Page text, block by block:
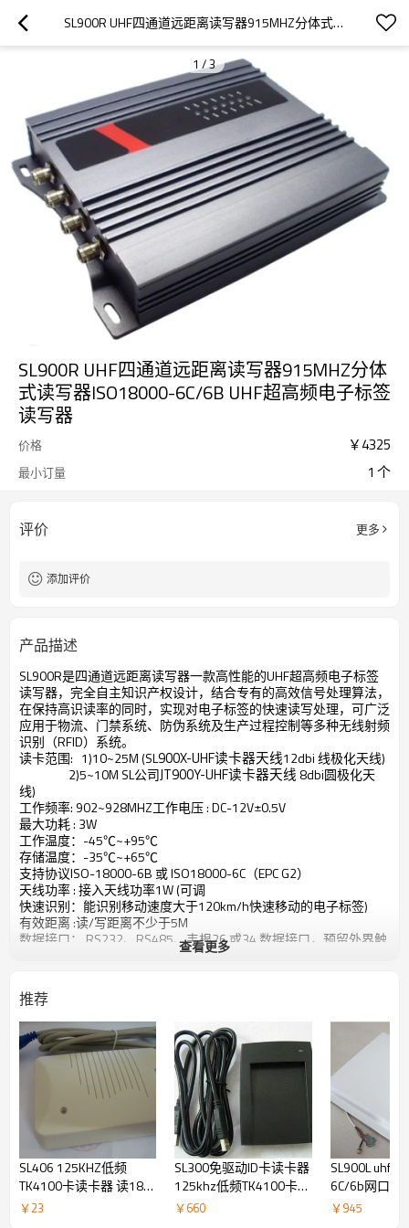
SL900R UHF四通道远距离读写器915MHZ分体式读写器ISO18000-6C/6B UHF超高频电子标签读写器
1 /3
SL900R UHF四通道远距离读写器915MHZ分体
式读写器ISO18000-6C/6B UHF超高频电子标签
读写器
价格 ￥4325
最小订量 1 个
评价 更多
添加评价
产品描述
SL900R是四通道远距离读写器一款高性能的UHF超高频电子标签
读写器，完全自主知识产权设计，结合专有的高效信号处理算法，
在保持高识读率的同时，实现对电子标签的快速读写处理，可广泛
应用于物流、门禁系统、防伪系统及生产过程控制等多种无线射频
识别（RFID）系统。
读卡范围: 1)10~25M (SL900X-UHF读卡器天线12dbi 线极化天线)
2)5~10M SL公司JT900Y-UHF读卡器天线 8dbi圆极化天
线)
工作频率: 902~928MHZ工作电压 : DC-12V±0.5V
最大功耗 : 3W
工作温度：-45℃~+95℃
存储温度：-35℃~+65℃
支持协议ISO-18000-6B 或 ISO18000-6C（EPC G2）
天线功率 : 接入天线功率1W (可调
快速识别：能识别移动速度大于120km/h快速移动的电子标签)
有效距离 :读/写距离不少于5M
数据接口： RS232、RS485、韦根26 或34 数据接口，预留外界触
发信号接入端口。可以添加TCP RS232/USB 接口
查看更多
推荐
SL406 125KHZ低频
TK4100卡读卡器 读18位
十进制卡号 ID卡全部内
￥23
SL300免驱动ID卡读卡器
125khz低频TK4100卡读
卡器读8位十六进制 身
￥660
SL900L uhf
6C/6b网口通
超高频一体
￥945